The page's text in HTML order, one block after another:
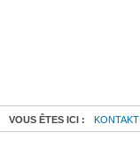
VOUS ÊTES ICI : KONTAKT